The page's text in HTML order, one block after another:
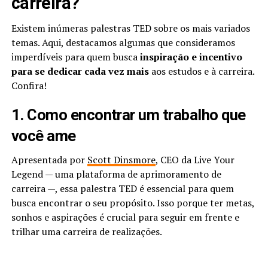
Existem inúmeras palestras TED sobre os mais variados
temas. Aqui, destacamos algumas que consideramos
imperdíveis para quem buscainspiração e incentivo
para se dedicar cada vez maisaos estudos e à carreira.
Confira!
1. Como encontrar um trabalho que
você ame
Apresentada por Scott Dinsmore, CEO da Live Your
Legend — uma plataforma de aprimoramento de
carreira —, essa palestra TED é essencial para quem
busca encontrar o seu propósito. Isso porque ter metas,
sonhos e aspirações é crucial para seguir em frente e
trilhar uma carreira de realizações.